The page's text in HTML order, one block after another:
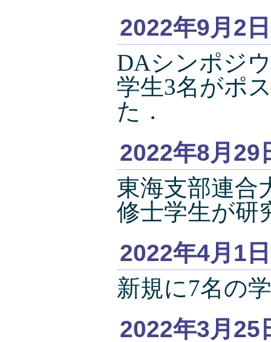
2022年9月2日
DAシンポジ
学生3名がポ
た．
2022年8月29
東海支部連合
修士学生が研
2022年4月1日
新規に7名の
2022年3月25